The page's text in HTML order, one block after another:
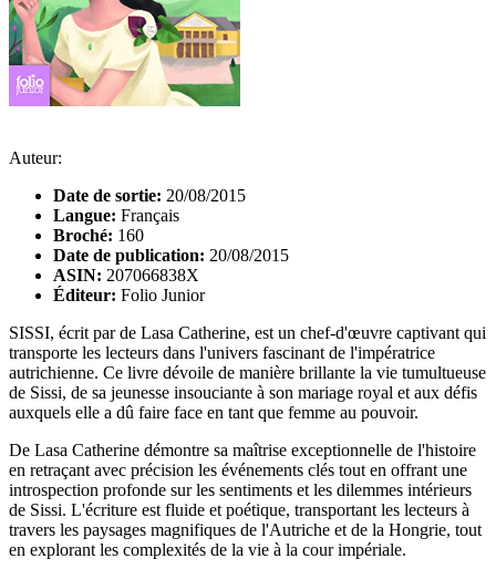
Auteur:
Date de sortie: 20/08/2015
Langue: Français
Broché: 160
Date de publication: 20/08/2015
ASIN: 207066838X
Éditeur: Folio Junior
SISSI, écrit par de Lasa Catherine, est un chef-d'œuvre captivant qui
transporte les lecteurs dans l'univers fascinant de l'impératrice
autrichienne. Ce livre dévoile de manière brillante la vie tumultueuse
de Sissi, de sa jeunesse insouciante à son mariage royal et aux défis
auxquels elle a dû faire face en tant que femme au pouvoir.
De Lasa Catherine démontre sa maîtrise exceptionnelle de l'histoire
en retraçant avec précision les événements clés tout en offrant une
introspection profonde sur les sentiments et les dilemmes intérieurs
de Sissi. L'écriture est fluide et poétique, transportant les lecteurs à
travers les paysages magnifiques de l'Autriche et de la Hongrie, tout
en explorant les complexités de la vie à la cour impériale.